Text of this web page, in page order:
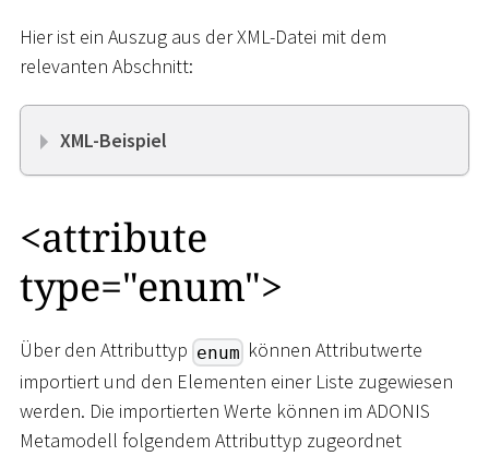
Hier ist ein Auszug aus der XML-Datei mit dem
relevanten Abschnitt:
XML-Beispiel
<attribute
type="enum">
Über den Attributtyp enum können Attributwerte
importiert und den Elementen einer Liste zugewiesen
werden. Die importierten Werte können im ADONIS
Metamodell folgendem Attributtyp zugeordnet